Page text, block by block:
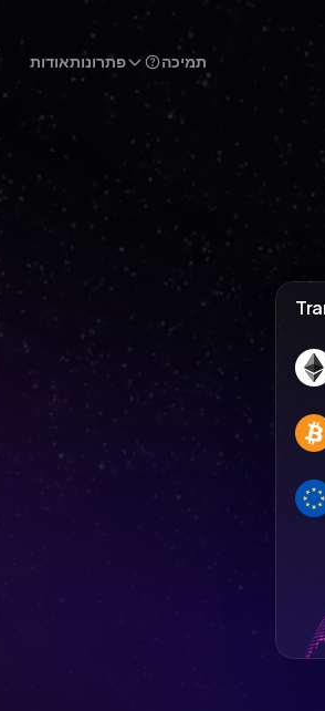
אודותפתרונות תמיכה